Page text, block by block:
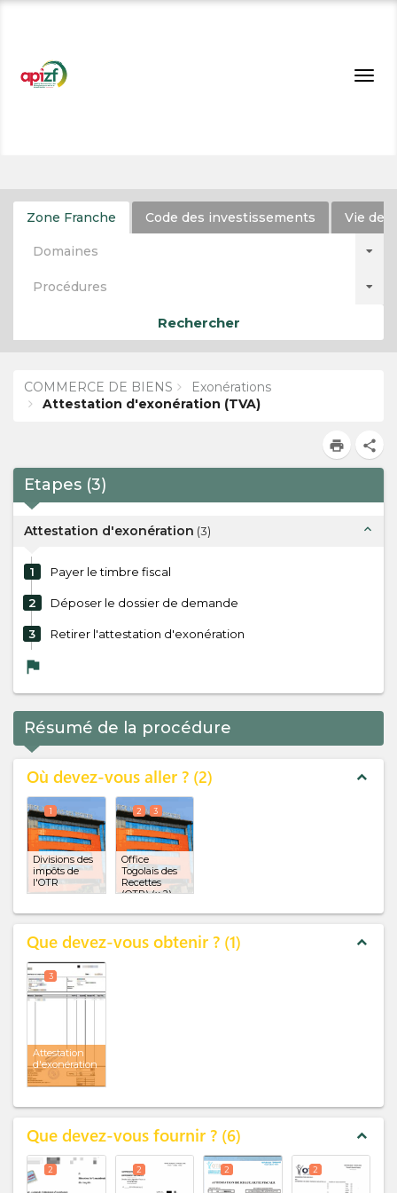
Zone Franche Code des investissements Vie de
Domaines
Procédures
Rechercher
COMMERCE DE BIENS
Exonérations
Attestation d'exonération (TVA)
print share
Etapes (3)
Attestation d'exonération (3) expand_less
1 Payer le timbre fiscal
2 Déposer le dossier de demande
3 Retirer l'attestation d'exonération
flag
Résumé de la procédure
Où devez-vous aller ? 2 expand_less
Divisions des
impôts de
l'OTR
1
Office
Togolais des
Recettes
(OTR)(x 2)
2 3
Que devez-vous obtenir ? 1 expand_less
Attestation
d'exonération
3
Que devez-vous fournir ? 6 expand_less
2 2 2 2